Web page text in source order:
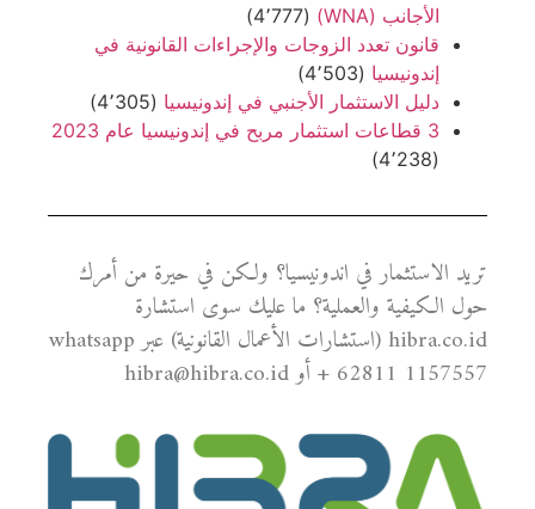
الأجانب (WNA)
(4٬777)
قانون تعدد الزوجات والإجراءات القانونية في
إندونيسيا (4٬503)
دليل الاستثمار الأجنبي في إندونيسيا (4٬305)
3 قطاعات استثمار مربح في إندونيسيا عام 2023
(4٬238)
تريد الاستثمار في اندونيسيا؟ ولكن في حيرة من أمرك
حول الكيفية والعملية؟ ما عليك سوى استشارة
hibra.co.id (استشارات الأعمال القانونية) عبر whatsapp
+ 62811 1157557 أو hibra@hibra.co.id